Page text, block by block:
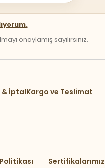
onaylamış sayılırsınız.
& İptalKargo ve Teslimat
Sertifikalarımız